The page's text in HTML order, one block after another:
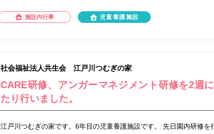
施設内行事 児童養護施設
社会福祉法人共生会 江戸川つむぎの家
CARE研修、アンガーマネジメント研修を2週
たり行いました。
江戸川つむぎの家です。6年目の児童養護施設です。 先日園内研修を